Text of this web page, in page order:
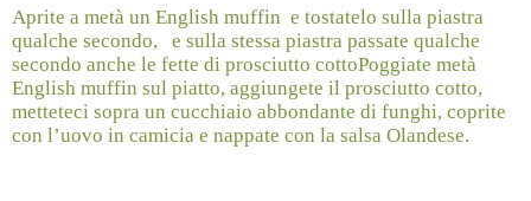
Aprite a metà un English muffin e tostatelo sulla piastra
qualche secondo,
e sulla stessa piastra passate qualche
secondo anche le fette di prosciutto cottoPoggiate metà
English muffin sul piatto, aggiungete il prosciutto cotto,
metteteci sopra un cucchiaio abbondante di funghi, coprite
con l’uovo in camicia e nappate con la salsa Olandese.